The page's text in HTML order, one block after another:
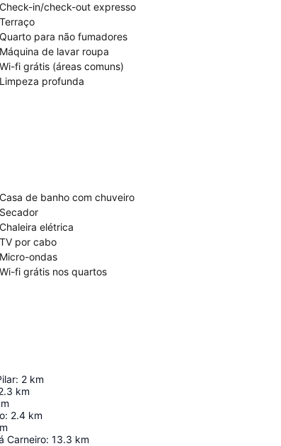
Check-in/check-out expresso
Terraço
Quarto para não fumadores
Máquina de lavar roupa
Wi-fi grátis (áreas comuns)
Limpeza profunda
Casa de banho com chuveiro
Secador
Chaleira elétrica
TV por cabo
Micro-ondas
Wi-fi grátis nos quartos
: 2 km
km
: 2.4 km
Carneiro: 13.3 km